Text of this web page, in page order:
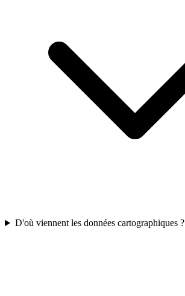
D'où viennent les données cartographiques ?